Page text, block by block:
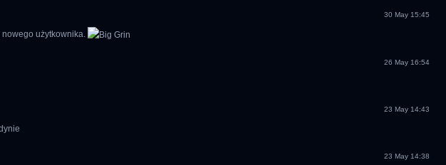
nowego użytkownika.
30 May 15:45
26 May 16:54
23 May 14:43
23 May 14:38